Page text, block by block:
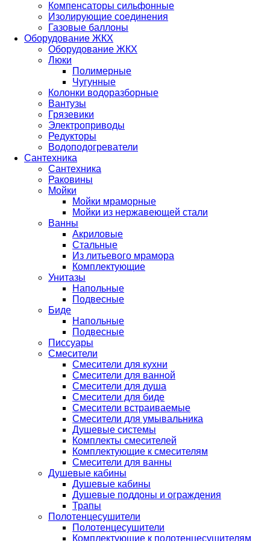
Компенсаторы сильфонные
Изолирующие соединения
Газовые баллоны
Оборудование ЖКХ
Оборудование ЖКХ
Люки
Полимерные
Чугунные
Колонки водоразборные
Вантузы
Грязевики
Электроприводы
Редукторы
Водоподогреватели
Сантехника
Сантехника
Раковины
Мойки
Мойки мраморные
Мойки из нержавеющей стали
Ванны
Акриловые
Стальные
Из литьевого мрамора
Комплектующие
Унитазы
Напольные
Подвесные
Биде
Напольные
Подвесные
Писсуары
Смесители
Смесители для кухни
Смесители для ванной
Смесители для душа
Смесители для биде
Смесители встраиваемые
Смесители для умывальника
Душевые системы
Комплекты смесителей
Комплектующие к смесителям
Смесители для ванны
Душевые кабины
Душевые кабины
Душевые поддоны и ограждения
Трапы
Полотенцесушители
Полотенцесушители
Комплектующие к полотенцесушителям